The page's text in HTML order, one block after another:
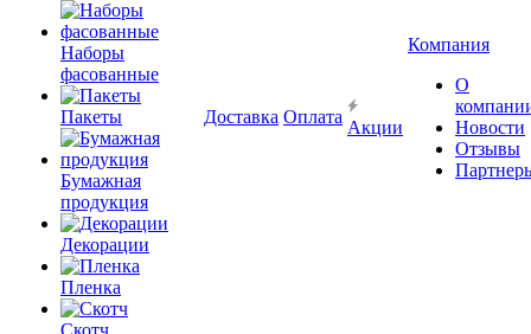
Наборы
фасованные
Пакеты
Бумажная
продукция
Декорации
Пленка
Скотч
Доставка Оплата
Акции
Компания
О
Новости
Отзывы